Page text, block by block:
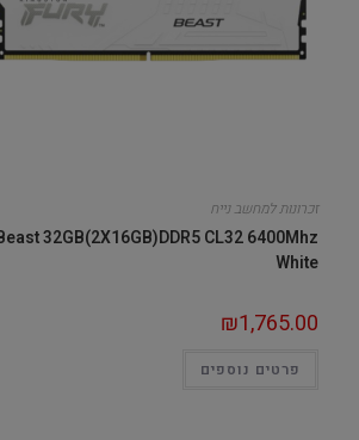
זכרונות למחשב נייח
32GB(2X16GB)DDR5 CL32 6400Mhz
White
₪1,765.00
פרטים נוספים